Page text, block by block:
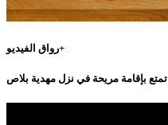
رواق الفيديو+
تمتع بإقامة مريحة في نزل مهدية بلاص